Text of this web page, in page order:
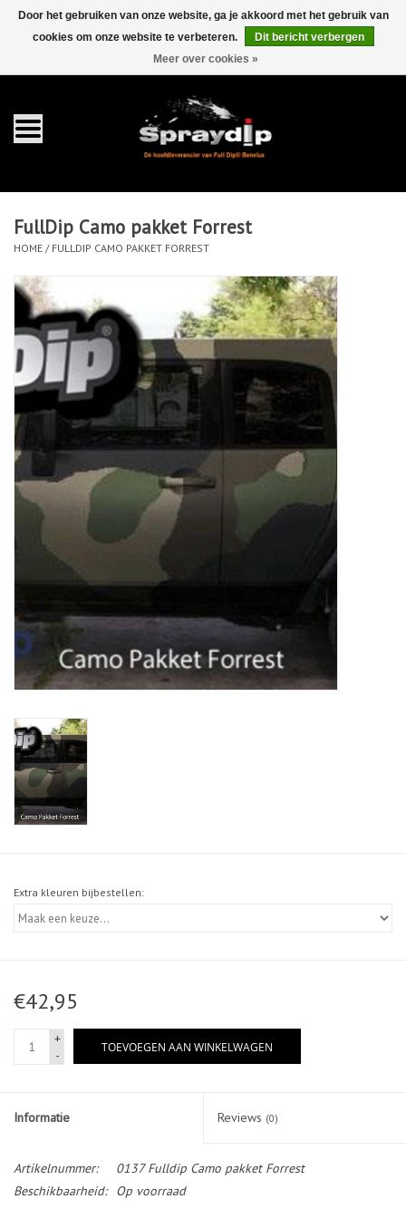
0 Artikelen - €0,00
Gallons
Sprays
Sets
Pearls
Toebehoren
Detailing
FullDip Camo pakket Forrest
HOME / FULLDIP CAMO PAKKET FORREST
Extra kleuren bijbestellen:
€42,95
+
-
TOEVOEGEN AAN WINKELWAGEN
Informatie Reviews (0)
Artikelnummer:
0137 Fulldip Camo pakket Forrest
Beschikbaarheid:
Op voorraad
Door het gebruiken van onze website, ga je akkoord met het gebruik van
cookies om onze website te verbeteren.
Dit bericht verbergen
Meer over cookies »